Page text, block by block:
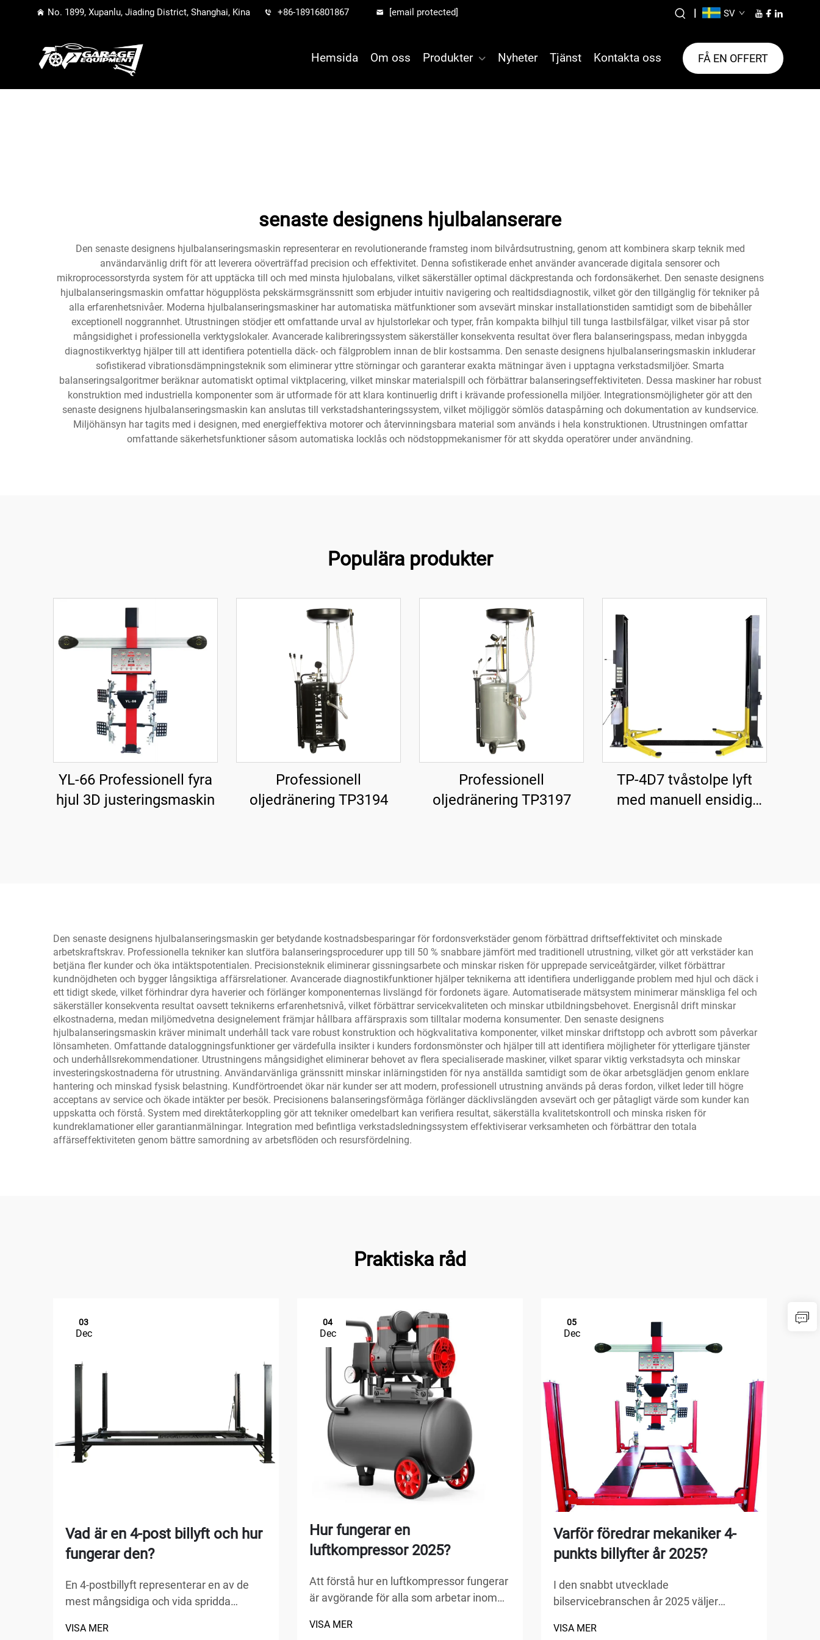
No. 1899, Xupanlu, Jiading District, Shanghai, Kina +86-18916801867 [email protected] | SV
Hemsida Om oss Produkter Nyheter Tjänst Kontakta oss FÅ EN OFFERT
senaste designens hjulbalanserare
Den senaste designens hjulbalanseringsmaskin representerar en revolutionerande framsteg inom bilvårdsutrustning, genom att kombinera skarp teknik med
användarvänlig drift för att leverera oöverträffad precision och effektivitet. Denna sofistikerade enhet använder avancerade digitala sensorer och
mikroprocessorstyrda system för att upptäcka till och med minsta hjulobalans, vilket säkerställer optimal däckprestanda och fordonsäkerhet. Den senaste designens
hjulbalanseringsmaskin omfattar högupplösta pekskärmsgränssnitt som erbjuder intuitiv navigering och realtidsdiagnostik, vilket gör den tillgänglig för tekniker på
alla erfarenhetsnivåer. Moderna hjulbalanseringsmaskiner har automatiska mätfunktioner som avsevärt minskar installations­tiden samtidigt som de bibehåller
exceptionell noggrannhet. Utrustningen stödjer ett omfattande urval av hjulstorlekar och typer, från kompakta bilhjul till tunga lastbilsfälgar, vilket visar på stor
mångsidighet i professionella verktygslokaler. Avancerade kalibreringssystem säkerställer konsekventa resultat över flera balanseringspass, medan inbyggda
diagnostikverktyg hjälper till att identifiera potentiella däck- och fälgproblem innan de blir kostsamma. Den senaste designens hjulbalanseringsmaskin inkluderar
sofistikerad vibrationsdämpningsteknik som eliminerar yttre störningar och garanterar exakta mätningar även i upptagna verkstadsmiljöer. Smarta
balanseringsalgoritmer beräknar automatiskt optimal viktplacering, vilket minskar materialspill och förbättrar balanseringseffektiviteten. Dessa maskiner har robust
konstruktion med industriella komponenter som är utformade för att klara kontinuerlig drift i krävande professionella miljöer. Integrationsmöjligheter gör att den
senaste designens hjulbalanseringsmaskin kan anslutas till verkstads­hanteringssystem, vilket möjliggör sömlös dataspårning och dokumentation av kundservice.
Miljöhänsyn har tagits med i designen, med energieffektiva motorer och återvinningsbara material som används i hela konstruktionen. Utrustningen omfattar
omfattande säkerhetsfunktioner såsom automatiska locklås och nödstoppmekanismer för att skydda operatörer under användning.
Populära produkter
YL-66 Professionell fyra
hjul 3D justeringsmaskin
Professionell
oljedränering TP3194
Professionell
oljedränering TP3197
TP-4D7 tvåstolpe lyft
med manuell ensidig
Den senaste designens hjulbalanseringsmaskin ger betydande kostnadsbesparingar för fordonsverkstäder genom förbättrad driftseffektivitet och minskade
arbetskraftskrav. Professionella tekniker kan slutföra balanseringsprocedurer upp till 50 % snabbare jämfört med traditionell utrustning, vilket gör att verkstäder kan
betjäna fler kunder och öka intäktspotentialen. Precisionsteknik eliminerar gissningsarbete och minskar risken för upprepade serviceåtgärder, vilket förbättrar
kundnöjdheten och bygger långsiktiga affärsrelationer. Avancerade diagnostikfunktioner hjälper teknikerna att identifiera underliggande problem med hjul och däck i
ett tidigt skede, vilket förhindrar dyra haverier och förlänger komponenternas livslängd för fordonets ägare. Automatiserade mätsystem minimerar mänskliga fel och
säkerställer konsekventa resultat oavsett teknikerns erfarenhetsnivå, vilket förbättrar servicekvaliteten och minskar utbildningsbehovet. Energisnål drift minskar
elkostnaderna, medan miljömedvetna designelement främjar hållbara affärspraxis som tilltalar moderna konsumenter. Den senaste designens
hjulbalanseringsmaskin kräver minimalt underhåll tack vare robust konstruktion och högkvalitativa komponenter, vilket minskar driftstopp och avbrott som påverkar
lönsamheten. Omfattande dataloggningsfunktioner ger värdefulla insikter i kunders fordonsmönster och hjälper till att identifiera möjligheter för ytterligare tjänster
och underhållsrekommendationer. Utrustningens mångsidighet eliminerar behovet av flera specialiserade maskiner, vilket sparar viktig verkstadsyta och minskar
investeringskostnaderna för utrustning. Användarvänliga gränssnitt minskar inlärningstiden för nya anställda samtidigt som de ökar arbetsglädjen genom enklare
hantering och minskad fysisk belastning. Kundförtroendet ökar när kunder ser att modern, professionell utrustning används på deras fordon, vilket leder till högre
acceptans av service och ökade intäkter per besök. Precisionens balanseringsförmåga förlänger däcklivslängden avsevärt och ger påtagligt värde som kunder kan
uppskatta och förstå. System med direktåterkoppling gör att tekniker omedelbart kan verifiera resultat, säkerställa kvalitetskontroll och minska risken för
kundreklamationer eller garantianmälningar. Integration med befintliga verkstadsledningssystem effektiviserar verksamheten och förbättrar den totala
affärseffektiviteten genom bättre samordning av arbetsflöden och resursfördelning.
Praktiska råd
03
Dec
Vad är en 4-post billyft och hur
fungerar den?
En 4-postbillyft representerar en av de
mest mångsidiga och vida spridda
fordonserviceanläggningar, hemgarage
VISA MER
04
Dec
Hur fungerar en
luftkompressor 2025?
Att förstå hur en luftkompressor fungerar
är avgörande för alla som arbetar inom
hemförbättringsprojekt. En
VISA MER
05
Dec
Varför föredrar mekaniker 4-
punkts billyfter år 2025?
I den snabbt utvecklade
bilservicebranschen år 2025 väljer
utrustning som maximerar effektiviteten
VISA MER